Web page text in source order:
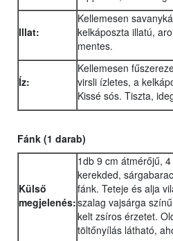
Illat:
Kellemesen
kelkáposzta illatú,
mentes.
Íz:
Kellemesen
virsli ízletes, a
Kissé sós. Tiszta,
Fánk (1 darab)
Külső
megjelenés:
1db 9 cm átmérőjű,
kerekded,
fánk. Teteje és alja
szalag vajsárga
kelt zsíros érzetet.
töltőnyílás látható,